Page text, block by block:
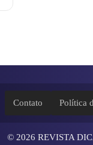
Contato Política
© 2026 REVISTA